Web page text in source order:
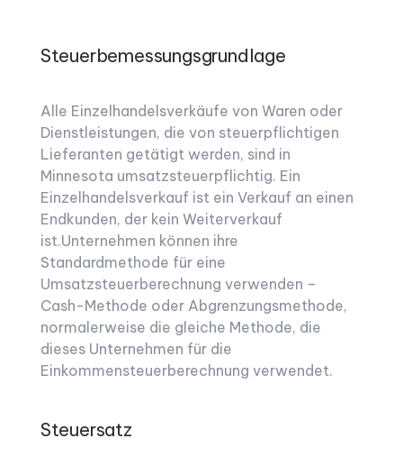
Steuerbemessungsgrundlage
Alle Einzelhandelsverkäufe von Waren oder
Dienstleistungen, die von steuerpflichtigen
Lieferanten getätigt werden, sind in
Minnesota umsatzsteuerpflichtig. Ein
Einzelhandelsverkauf ist ein Verkauf an einen
Endkunden, der kein Weiterverkauf
ist.Unternehmen können ihre
Standardmethode für eine
Umsatzsteuerberechnung verwenden –
Cash-Methode oder Abgrenzungsmethode,
normalerweise die gleiche Methode, die
dieses Unternehmen für die
Einkommensteuerberechnung verwendet.
Steuersatz